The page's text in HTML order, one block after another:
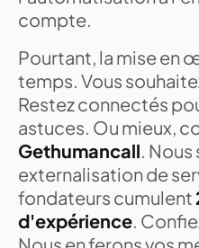
compte.
Pourtant, la mise en
temps. Vous
Restez connectés
astuces. Ou mieux,
Gethumancall.
externalisation de
fondateurs cumulent
d'expérience.